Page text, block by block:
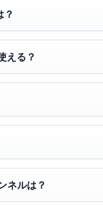
？
える？
ネルは？